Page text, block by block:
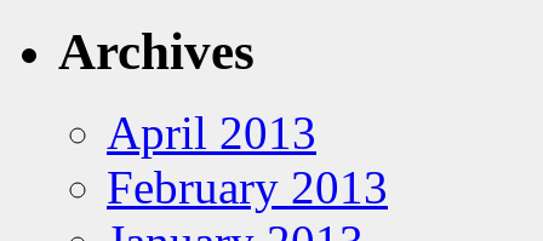
Archives
April 2013
February 2013